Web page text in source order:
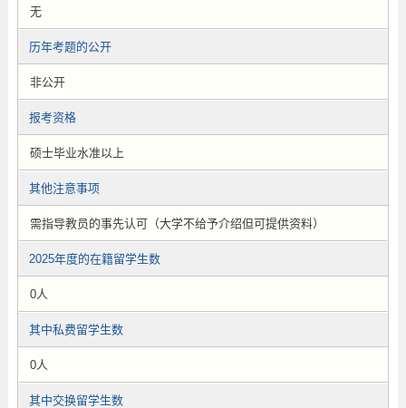
无
历年考题的公开
非公开
报考资格
硕士毕业水准以上
其他注意事项
需指导教员的事先认可（大学不给予介绍但可提供资料）
2025年度的在籍留学生数
0人
其中私费留学生数
0人
其中交换留学生数